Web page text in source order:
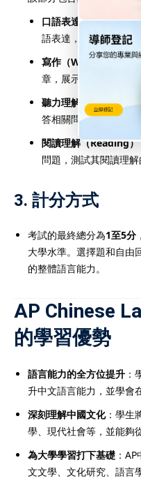
口語表達（Speaking
語表達，通常包括討論
寫作（Writing）：學
章，展示語法與詞彙的
聽力理解（Listening）
答相關問題，以測試
閱讀理解（Reading）
問題，測試其閱讀理解
3. 計分方式
考試的最終總分為1至5分
大學水準。選擇題和自由
的整體語言能力。
AP Chinese
的學習優勢
語言能力的全方位提升 ：
升中文語言能力，並學會
深刻理解中國文化：學生
學、現代社會等，並能夠
為大學學習打下基礎 ：
文文學、文化研究、語言